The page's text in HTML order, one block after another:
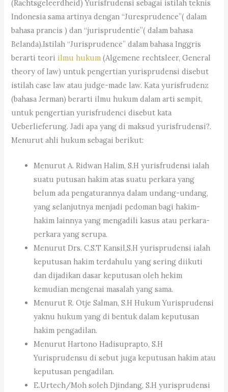
(Rachtsgeleerdheid) Yurisfrudensi sebagai istilah teknis
Indonesia sama artinya dengan “Juresprudence”( dalam
bahasa prancis ) dan “jurisprudentie”( dalam bahasa
Belanda).Istilah “Jurisprudence” dalam bahasa Inggris
berarti teori ilmu hukum (Algemene rechtsleer, General
theory of law) untuk pengertian yurisprudensi disebut
istilah case law atau judge-made law. Kata yurisfrudenz
(bahasa Jerman) berarti ilmu hukum dalam arti sempit,
untuk pengertian yurisfrudenci disebut kata
Ueberlieferung. Jadi apa yang di maksud yurisfrudensi?.
Menurut ahli hukum sebagai berikut:
Menurut A. Ridwan Halim, S.H yurisfrudensi ialah
suatu putusan hakim atas suatu perkara yang
belum ada pengaturannya dalam undang-undang,
yang selanjutnya menjadi pedoman bagi hakim-
hakim lainnya yang mengadili kasus atau perkara-
perkara yang serupa.
Menurut Drs. C.S.T Kansil,S.H yurisprudensi ialah
keputusan hakim terdahulu yang sering diikuti
dan dijadikan dasar keputusan oleh hekim
kemudian mengenai masalah yang sama.
Menurut R. Otje Salman, S.H Hukum Yurisprudensi
yaknu hukum yang di bentuk dalam keputusan
hakim pengadilan.
Menurut Hartono Hadisuprapto, S.H
Yurisprudensu di sebut juga keputusan hakim atau
keputusan pengadilan.
E.Urtech/Moh soleh Djindang, S.H yurisprudensi